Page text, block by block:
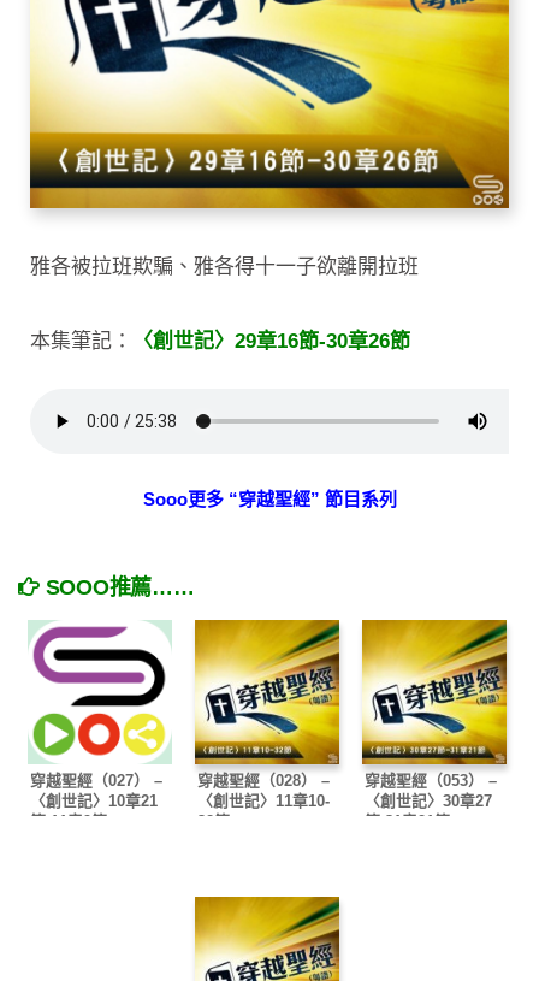
雅各被拉班欺騙、雅各得十一子欲離開拉班
本集筆記： 〈創世記〉29章16節-30章26節
Sooo更多 “穿越聖經” 節目系列
SOOO推薦……
穿越聖經（027） –
〈創世記〉10章21
節-11章9節
穿越聖經（028） –
〈創世記〉11章10-
32節
穿越聖經（053） –
〈創世記〉30章27
節-31章21節